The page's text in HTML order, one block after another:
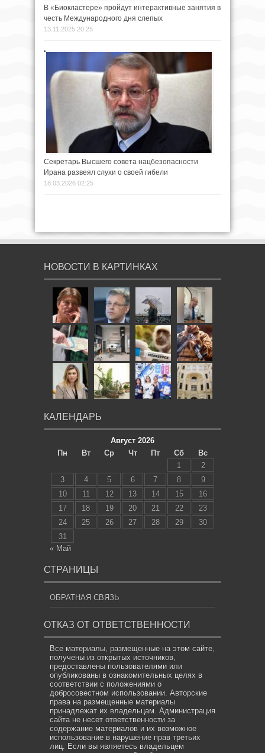
В «Биокластере» пройдут интерактивные занятия в
честь Международного дня слепых
13.11.2025 20:25
Секретарь Высшего совета нацбезопасности
Ирана развеял слухи о своей гибели
18.03.2026 02:25
НОВОСТИ В КАРТИНКАХ
КАЛЕНДАРЬ
Август 2026
Пн
Вт Ср Чт Пт Сб
Вс
1
2
3
4 5 6 7 8
9
10
11 12 13 14 15
16
17
18 19 20 21 22
23
24
25 26 27 28 29
30
31
« Май
СТРАНИЦЫ
ОБРАТНАЯ СВЯЗЬ
ОТКАЗ ОТ ОТВЕТСТВЕННОСТИ
Все материалы, размещенные на этом сайте,
получены из открытых источников,
предоставлены пользователями или
опубликованы в ознакомительных целях в
соответствии с положениями о
добросовестном использовании. Авторские
права на размещенные материалы
принадлежат их владельцам. Администрация
сайта не несет ответственности за
содержание материалов и их возможное
использование в нарушение прав третьих
лиц. Если вы являетесь владельцем